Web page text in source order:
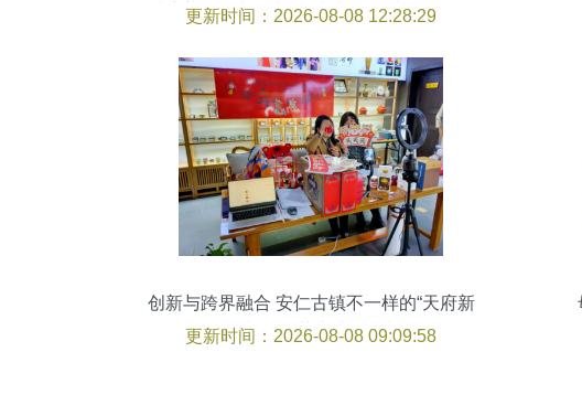
质培养——中国中学“朴棫研学”成果展示活
更新时间：2026-08-08 12:28:29
创新与跨界融合 安仁古镇不一样的“天府新
年味”舞台艺术造型策划
更新时间：2026-08-08 09:09:58